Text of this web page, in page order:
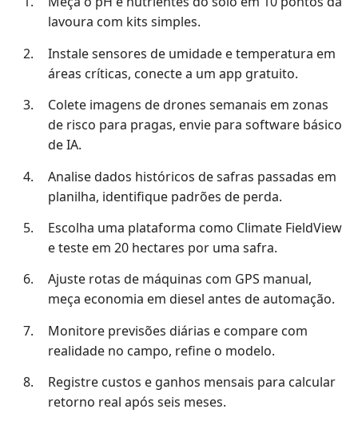
lavoura com kits simples.
Instale sensores de umidade e temperatura em
áreas críticas, conecte a um app gratuito.
Colete imagens de drones semanais em zonas
de risco para pragas, envie para software básico
de IA.
Analise dados históricos de safras passadas em
planilha, identifique padrões de perda.
Escolha uma plataforma como Climate FieldView
e teste em 20 hectares por uma safra.
Ajuste rotas de máquinas com GPS manual,
meça economia em diesel antes de automação.
Monitore previsões diárias e compare com
realidade no campo, refine o modelo.
Registre custos e ganhos mensais para calcular
retorno real após seis meses.